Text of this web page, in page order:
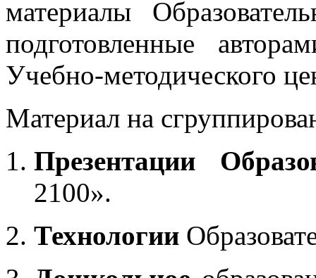
материалы
подготовленные
Учебно-методического
Материал на
Презентации
2100».
Технологии